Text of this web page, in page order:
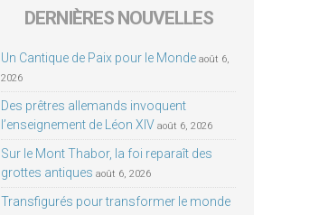
DERNIÈRES NOUVELLES
Un Cantique de Paix pour le Monde août 6,
2026
Des prêtres allemands invoquent
l’enseignement de Léon XIV août 6, 2026
Sur le Mont Thabor, la foi reparaît des
grottes antiques août 6, 2026
Transfigurés pour transformer le monde